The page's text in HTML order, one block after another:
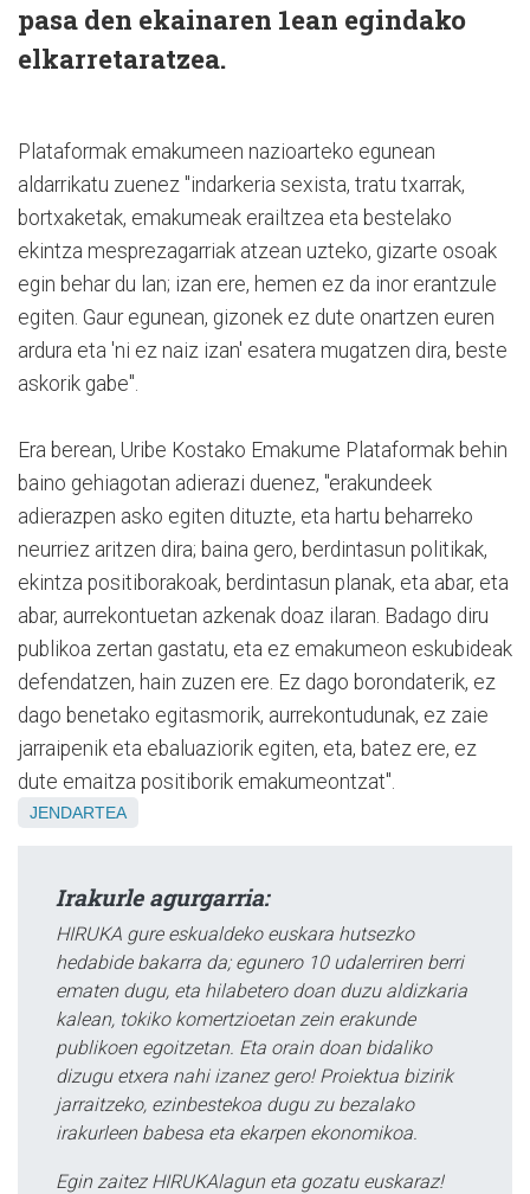
pasa den ekainaren 1ean egindako
elkarretaratzea.
Plataformak emakumeen nazioarteko egunean
aldarrikatu zuenez "indarkeria sexista, tratu txarrak,
bortxaketak, emakumeak erailtzea eta bestelako
ekintza mesprezagarriak atzean uzteko, gizarte osoak
egin behar du lan; izan ere, hemen ez da inor erantzule
egiten. Gaur egunean, gizonek ez dute onartzen euren
ardura eta 'ni ez naiz izan' esatera mugatzen dira, beste
askorik gabe".
Era berean, Uribe Kostako Emakume Plataformak behin
baino gehiagotan adierazi duenez, "erakundeek
adierazpen asko egiten dituzte, eta hartu beharreko
neurriez aritzen dira; baina gero, berdintasun politikak,
ekintza positiborakoak, berdintasun planak, eta abar, eta
abar, aurrekontuetan azkenak doaz ilaran. Badago diru
publikoa zertan gastatu, eta ez emakumeon eskubideak
defendatzen, hain zuzen ere. Ez dago borondaterik, ez
dago benetako egitasmorik, aurrekontudunak, ez zaie
jarraipenik eta ebaluaziorik egiten, eta, batez ere, ez
dute emaitza positiborik emakumeontzat".
JENDARTEA
Irakurle agurgarria:
HIRUKA gure eskualdeko euskara hutsezko
hedabide bakarra da; egunero 10 udalerriren berri
ematen dugu, eta hilabetero doan duzu aldizkaria
kalean, tokiko komertzioetan zein erakunde
publikoen egoitzetan. Eta orain doan bidaliko
dizugu etxera nahi izanez gero! Proiektua bizirik
jarraitzeko, ezinbestekoa dugu zu bezalako
irakurleen babesa eta ekarpen ekonomikoa.
Egin zaitez HIRUKAlagun eta gozatu euskaraz!